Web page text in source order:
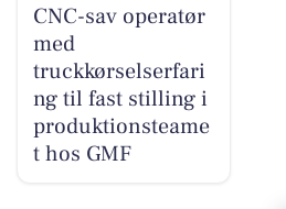
CNC-sav operatør
med
truckkørselserfari
ng til fast stilling i
produktionsteame
t hos GMF